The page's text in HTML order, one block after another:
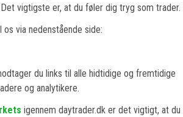
vigtigste er, at du føler dig tryg som trader.
os via nedenstående side:
du links til alle hidtidige og fremtidige
og analytikere.
igennem daytrader.dk er det vigtigt, at du